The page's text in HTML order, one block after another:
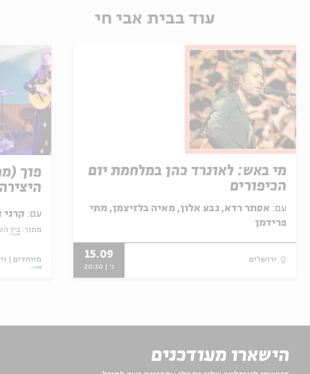
עוד בבית אבי חי
מי באש: לאונרד כהן במלחמת יום
הכיפורים
עם: אסתר רדא, גבע אלון, מאיה בלזיצמן, מתי
פרידמן
ירושלים 15.09
ג' | 20:30
פוך
עם: קרני
מתוך: בין
מיוחדים
הישארו מעודכנים